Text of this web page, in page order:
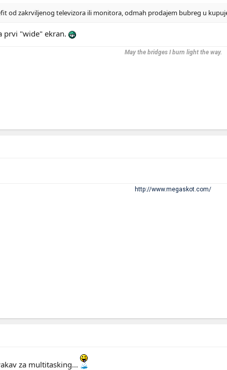
od zakrviljenog televizora ili monitora, odmah prodajem bubreg u
prvi "wide" ekran.
May the bridges I burn light the way.
http://www.megaskot.com/
za multitasking...